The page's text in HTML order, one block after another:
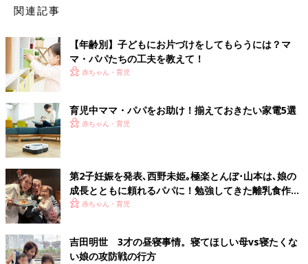
関連記事
【年齢別】子どもにお片づけをしてもらうには？マ
マ・パパたちの工夫を教えて！
赤ちゃん・育児
育児中ママ・パパをお助け！揃えておきたい家電5選
赤ちゃん・育児
第2子妊娠を発表､西野未姫｡極楽とんぼ･山本は､娘の
成長とともに頼れるパパに！勉強してきた離乳食作り
は､娘の食べむらに悪戦苦闘･･･
赤ちゃん・育児
吉田明世 3才の昼寝事情。寝てほしい母vs寝たくな
い娘の攻防戦の行方